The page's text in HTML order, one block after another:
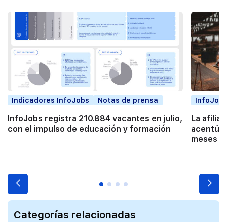
Indicadores InfoJobs Notas de prensa
InfoJobs registra 210.884 vacantes en julio,
con el impulso de educación y formación
La
acentúa
meses
Categorías relacionadas